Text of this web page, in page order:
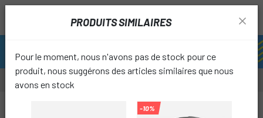
PRODUITS SIMILAIRES
Pour le moment, nous n'avons pas de stock pour ce
produit, nous suggérons des articles similaires que nous
avons en stock
-10%